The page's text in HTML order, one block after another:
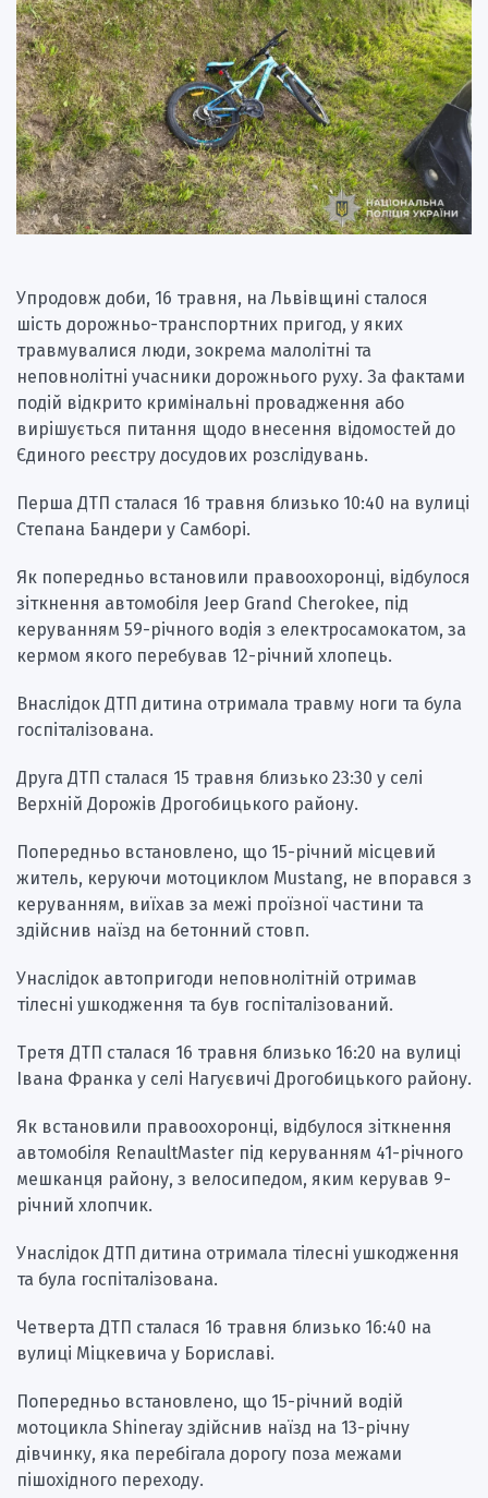
Упродовж доби, 16 травня, на Львівщині сталося
шість дорожньо-транспортних пригод, у яких
травмувалися люди, зокрема малолітні та
неповнолітні учасники дорожнього руху. За фактами
подій відкрито кримінальні провадження або
вирішується питання щодо внесення відомостей до
Єдиного реєстру досудових розслідувань.
Перша ДТП сталася 16 травня близько 10:40 на вулиці
Степана Бандери у Самборі.
Як попередньо встановили правоохоронці, відбулося
зіткнення автомобіля Jeep Grand Cherokee, під
керуванням 59-річного водія з електросамокатом, за
кермом якого перебував 12-річний хлопець.
Внаслідок ДТП дитина отримала травму ноги та була
госпіталізована.
Друга ДТП сталася 15 травня близько 23:30 у селі
Верхній Дорожів Дрогобицького району.
Попередньо встановлено, що 15-річний місцевий
житель, керуючи мотоциклом Mustang, не впорався з
керуванням, виїхав за межі проїзної частини та
здійснив наїзд на бетонний стовп.
Унаслідок автопригоди неповнолітній отримав
тілесні ушкодження та був госпіталізований.
Третя ДТП сталася 16 травня близько 16:20 на вулиці
Івана Франка у селі Нагуєвичі Дрогобицького району.
Як встановили правоохоронці, відбулося зіткнення
автомобіля RenaultMaster під керуванням 41-річного
мешканця району, з велосипедом, яким керував 9-
річний хлопчик.
Унаслідок ДТП дитина отримала тілесні ушкодження
та була госпіталізована.
Четверта ДТП сталася 16 травня близько 16:40 на
вулиці Міцкевича у Бориславі.
Попередньо встановлено, що 15-річний водій
мотоцикла Shineray здійснив наїзд на 13-річну
дівчинку, яка перебігала дорогу поза межами
пішохідного переходу.